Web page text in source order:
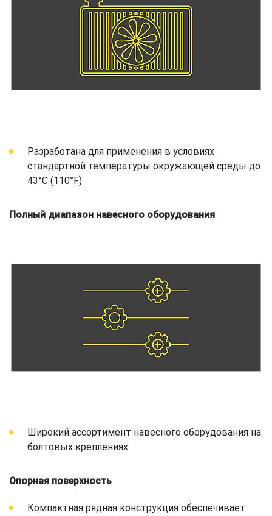
Разработана для применения в условиях
стандартной температуры окружающей среды до
43°C (110°F)
Полный диапазон навесного оборудования
Широкий ассортимент навесного оборудования на
болтовых креплениях
Опорная поверхность
Компактная рядная конструкция обеспечивает